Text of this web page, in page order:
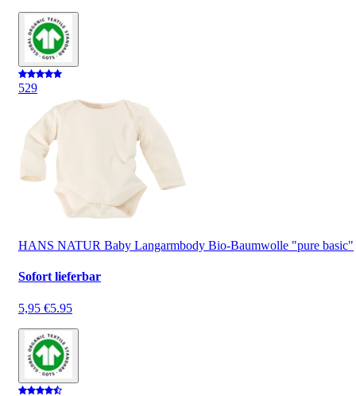
529
HANS NATUR Baby Langarmbody Bio-Baumwolle "pure basic"
Sofort lieferbar
5,95 €5.95